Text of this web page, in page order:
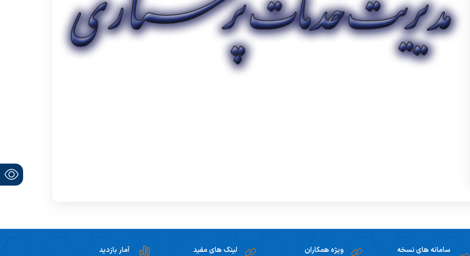
سامانه های نسخه
ویژه همکاران
لینک های مفید
آمار بازدید